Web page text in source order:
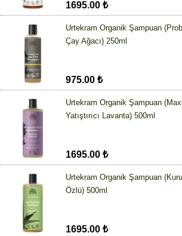
1695.00 ₺
Urtekram Organik Şampuan
Çay Ağacı) 250ml
975.00 ₺
Urtekram Organik Şampuan
Yatıştırıcı Lavanta) 500ml
1695.00 ₺
Urtekram Organik Şampuan
Özlü) 500ml
1695.00 ₺